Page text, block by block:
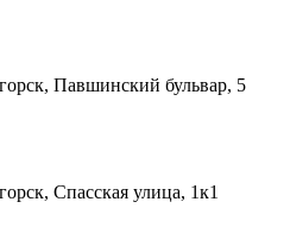
Павшинский бульвар, 5
Спасская улица, 1к1